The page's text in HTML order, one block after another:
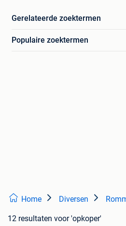
Gerelateerde zoektermen
Populaire zoektermen
Home Diversen
12 resultaten voor 'opkoper'